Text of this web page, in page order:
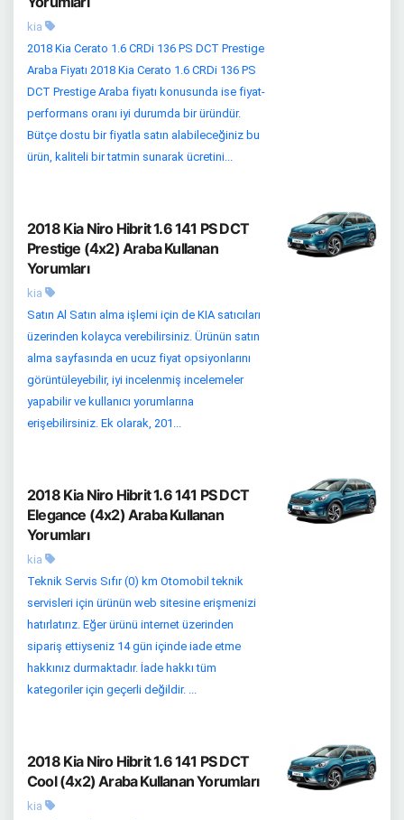
kia
2018 Kia Cerato 1.6 CRDi 136 PS DCT Prestige
Araba Fiyatı 2018 Kia Cerato 1.6 CRDi 136 PS
DCT Prestige Araba fiyatı konusunda ise fiyat-
performans oranı iyi durumda bir üründür.
Bütçe dostu bir fiyatla satın alabileceğiniz bu
ürün, kaliteli bir tatmin sunarak ücretini...
2018 Kia Niro Hibrit 1.6 141 PS DCT
Prestige (4x2) Araba Kullanan
Yorumları
kia
Satın Al Satın alma işlemi için de KIA satıcıları
üzerinden kolayca verebilirsiniz. Ürünün satın
alma sayfasında en ucuz fiyat opsiyonlarını
görüntüleyebilir, iyi incelenmiş incelemeler
yapabilir ve kullanıcı yorumlarına
erişebilirsiniz. Ek olarak, 201...
2018 Kia Niro Hibrit 1.6 141 PS DCT
Elegance (4x2) Araba Kullanan
Yorumları
kia
Teknik Servis Sıfır (0) km Otomobil teknik
servisleri için ürünün web sitesine erişmenizi
hatırlatırız. Eğer ürünü internet üzerinden
sipariş ettiyseniz 14 gün içinde iade etme
hakkınız durmaktadır. İade hakkı tüm
kategoriler için geçerli değildir. ...
2018 Kia Niro Hibrit 1.6 141 PS DCT
Cool (4x2) Araba Kullanan Yorumları
kia